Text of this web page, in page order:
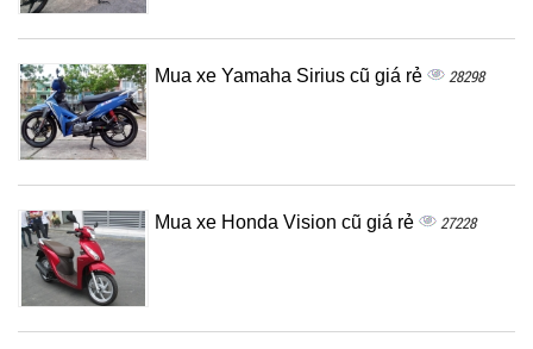
Mua xe Yamaha Sirius cũ giá rẻ 28298
Mua xe Honda Vision cũ giá rẻ 27228